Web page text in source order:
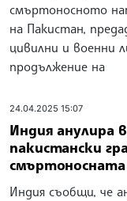
смъртоносното
на Пакистан,
цивилни и военни
продължение на
24.04.2025 15:07
Индия анулира
пакистански
Индия съобщи, че